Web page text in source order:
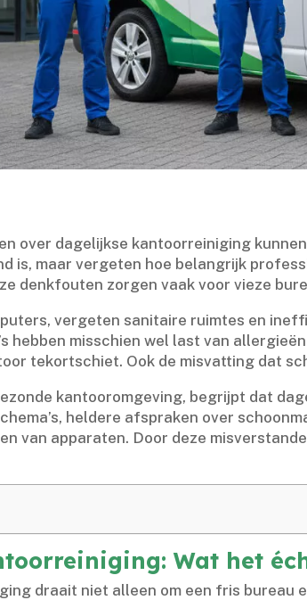
over dagelijkse kantoorreiniging
is, maar vergeten hoe belangrijk
denkfouten zorgen vaak voor vieze
vergeten sanitaire ruimtes en
hebben misschien wel last van
tekortschiet.​ Ook de misvatting dat
kantooromgeving, begrijpt dat
heldere afspraken over
van apparaten.​ Door deze
Wat het
draait niet alleen om een fris bureau